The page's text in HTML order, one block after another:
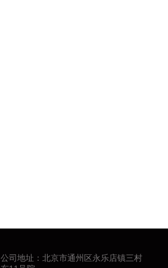
公司地址：北京市通州区永乐店镇三村